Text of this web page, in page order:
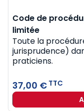
Code de
limitée
Toute la
jurisprudence)
praticiens.
37,00 € TTC